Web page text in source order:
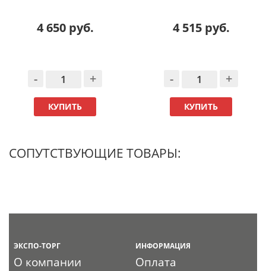
4 650 руб.
- +
КУПИТЬ
4 515 руб.
- +
КУПИТЬ
СОПУТСТВУЮЩИЕ ТОВАРЫ:
ЭКСПО-ТОРГ
О компании
ИНФОРМАЦИЯ
Оплата